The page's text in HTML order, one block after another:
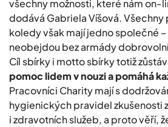
všechny možnosti, které nám on-
dodává Gabriela Víšová. Všechny
koledy však mají jedno společné
neobejdou bez armády
Cíl sbírky i motto sbírky totiž
pomoc lidem v nouzi a pomáhá
Pracovníci Charity mají s
hygienických pravidel zkušenosti
i zdravotních služeb, a proto věří,